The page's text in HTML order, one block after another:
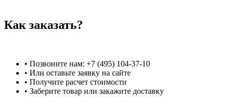
Как заказать?
• Позвоните нам: +7 (495) 104-37-10
• Или оставьте заявку на сайте
• Получите расчет стоимости
• Заберите товар или закажите доставку